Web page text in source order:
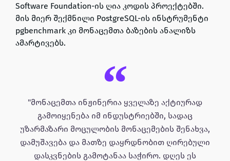
Software Foundation-ის ღია კოდის პროექტებში.
მის მიერ შექმნილი PostgreSQL-ის ინსტრუმენტი
pgbenchmark კი მონაცემთა ბაზების ანალიზს
ამარტივებს.
"მონაცემთა ინჟინერია ყველაზე აქტიურად
გამოიყენება იმ ინდუსტრიებში, სადაც
უზარმაზარი მოცულობის მონაცემების შენახვა,
დამუშავება და მათზე დაყრდნობით ღირებული
დასკვნების გამოტანაა საჭირო. დღეს ეს